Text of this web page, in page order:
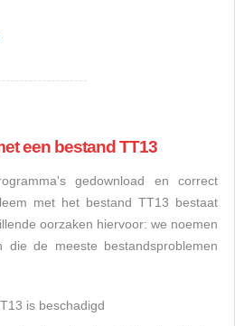
een bestand TT13
gedownload en correct
met het bestand TT13 bestaat
oorzaken hiervoor: we noemen
die de meeste bestandsproblemen
is beschadigd